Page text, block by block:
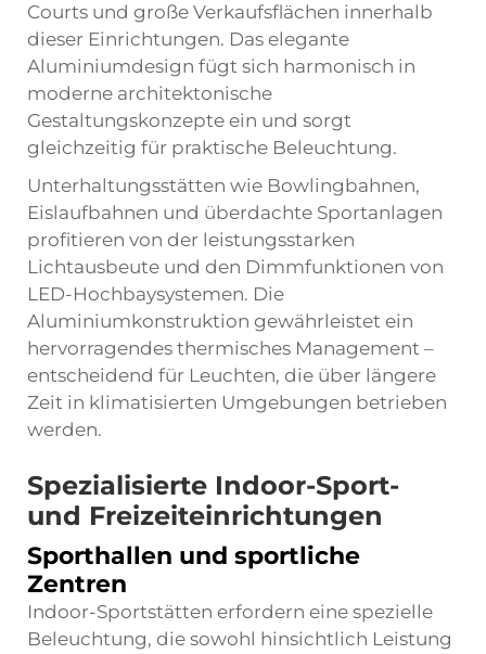
Courts und große Verkaufsflächen innerhalb
dieser Einrichtungen. Das elegante
Aluminiumdesign fügt sich harmonisch in
moderne architektonische
Gestaltungskonzepte ein und sorgt
gleichzeitig für praktische Beleuchtung.
Unterhaltungsstätten wie Bowlingbahnen,
Eislaufbahnen und überdachte Sportanlagen
profitieren von der leistungsstarken
Lichtausbeute und den Dimmfunktionen von
LED-Hochbaysystemen. Die
Aluminiumkonstruktion gewährleistet ein
hervorragendes thermisches Management –
entscheidend für Leuchten, die über längere
Zeit in klimatisierten Umgebungen betrieben
werden.
Spezialisierte Indoor-Sport-
und Freizeiteinrichtungen
Sporthallen und sportliche
Zentren
Indoor-Sportstätten erfordern eine spezielle
Beleuchtung, die sowohl hinsichtlich Leistung